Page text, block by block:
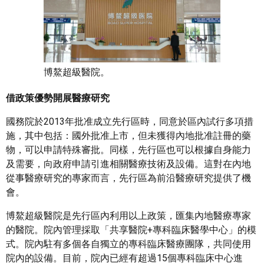
博鰲超級醫院。
借政策優勢開展醫療研究
國務院於2013年批准成立先行區時，同意於區內試行多項措
施，其中包括：國外批准上市，但未獲得內地批准註冊的藥
物，可以申請特殊審批。同樣，先行區也可以根據自身能力
及需要，向政府申請引進相關醫療技術及設備。這對在內地
從事醫療研究的專家而言，先行區為前沿醫療研究提供了機
會。
博鰲超級醫院是先行區內利用以上政策，匯集內地醫療專家
的醫院。院內管理採取「共享醫院+專科臨床醫學中心」的模
式。院內駐有多個各自獨立的專科臨床醫療團隊，共同使用
院內的設備。目前，院內已經有超過15個專科臨床中心進